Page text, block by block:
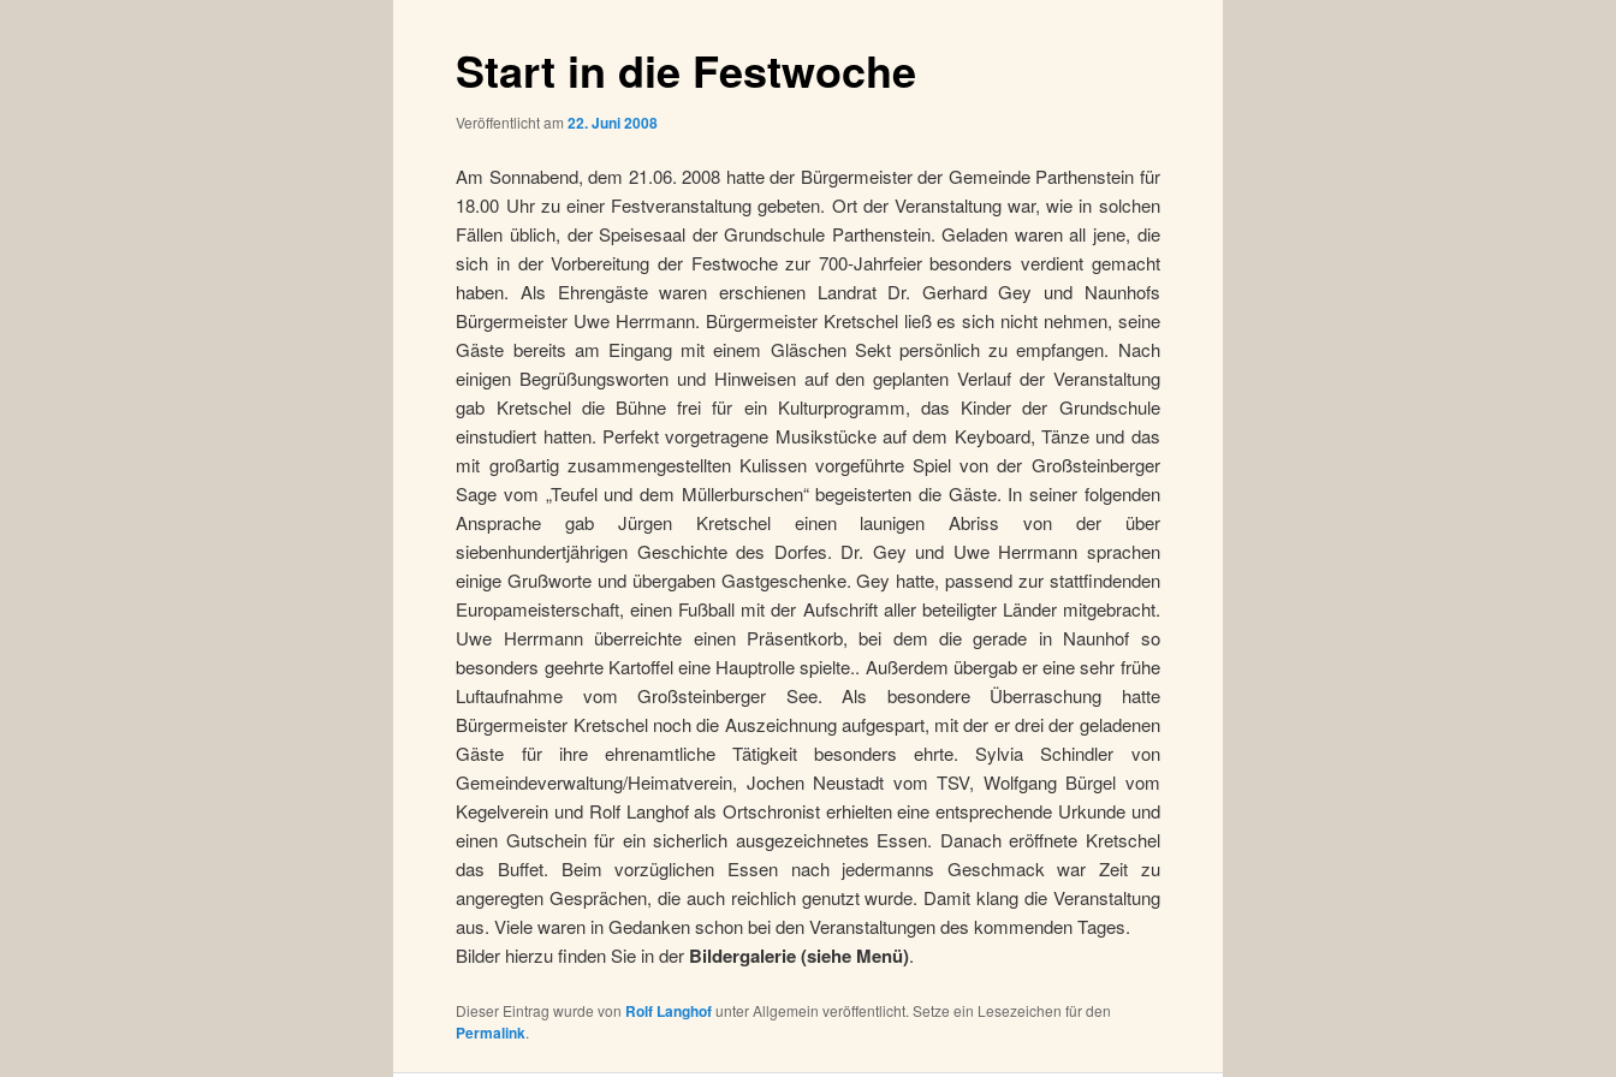
Start in die Festwoche
Veröffentlicht am22. Juni 2008
Am Sonnabend, dem 21.06. 2008 hatte der Bürgermeister der Gemeinde Parthenstein für
18.00 Uhr zu einer Festveranstaltung gebeten. Ort der Veranstaltung war, wie in solchen
Fällen üblich, der Speisesaal der Grundschule Parthenstein. Geladen waren all jene, die
sich in der Vorbereitung der Festwoche zur 700-Jahrfeier besonders verdient gemacht
haben. Als Ehrengäste waren erschienen Landrat Dr. Gerhard Gey und Naunhofs
Bürgermeister Uwe Herrmann. Bürgermeister Kretschel ließ es sich nicht nehmen, seine
Gäste bereits am Eingang mit einem Gläschen Sekt persönlich zu empfangen. Nach
einigen Begrüßungsworten und Hinweisen auf den geplanten Verlauf der Veranstaltung
gab Kretschel die Bühne frei für ein Kulturprogramm, das Kinder der Grundschule
einstudiert hatten. Perfekt vorgetragene Musikstücke auf dem Keyboard, Tänze und das
mit großartig zusammengestellten Kulissen vorgeführte Spiel von der Großsteinberger
Sage vom „Teufel und dem Müllerburschen“ begeisterten die Gäste. In seiner folgenden
Ansprache gab Jürgen Kretschel einen launigen Abriss von der über
siebenhundertjährigen Geschichte des Dorfes. Dr. Gey und Uwe Herrmann sprachen
einige Grußworte und übergaben Gastgeschenke. Gey hatte, passend zur stattfindenden
Europameisterschaft, einen Fußball mit der Aufschrift aller beteiligter Länder mitgebracht.
Uwe Herrmann überreichte einen Präsentkorb, bei dem die gerade in Naunhof so
besonders geehrte Kartoffel eine Hauptrolle spielte.. Außerdem übergab er eine sehr frühe
Luftaufnahme vom Großsteinberger See. Als besondere Überraschung hatte
Bürgermeister Kretschel noch die Auszeichnung aufgespart, mit der er drei der geladenen
Gäste für ihre ehrenamtliche Tätigkeit besonders ehrte. Sylvia Schindler von
Gemeindeverwaltung/Heimatverein, Jochen Neustadt vom TSV, Wolfgang Bürgel vom
Kegelverein und Rolf Langhof als Ortschronist erhielten eine entsprechende Urkunde und
einen Gutschein für ein sicherlich ausgezeichnetes Essen. Danach eröffnete Kretschel
das Buffet. Beim vorzüglichen Essen nach jedermanns Geschmack war Zeit zu
angeregten Gesprächen, die auch reichlich genutzt wurde. Damit klang die Veranstaltung
aus. Viele waren in Gedanken schon bei den Veranstaltungen des kommenden Tages.
Bilder hierzu finden Sie in der Bildergalerie (siehe Menü).
Dieser Eintrag wurde von Rolf Langhofunter Allgemein veröffentlicht. Setze ein Lesezeichen für den
Permalink.